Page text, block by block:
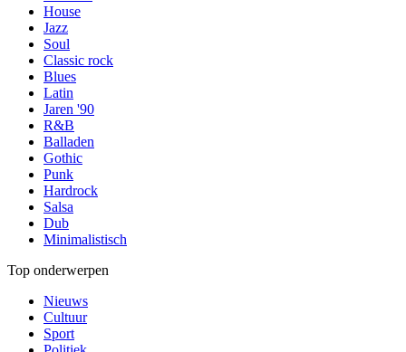
House
Jazz
Soul
Classic rock
Blues
Latin
Jaren '90
R&B
Balladen
Gothic
Punk
Hardrock
Salsa
Dub
Minimalistisch
Top onderwerpen
Nieuws
Cultuur
Sport